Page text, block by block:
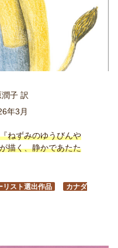
子 訳
年3月
ねずみのゆうびんや
描く、静かであたた
リスト選出作品
カナダ